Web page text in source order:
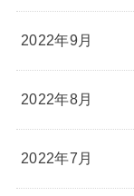
2022年9月
2022年8月
2022年7月